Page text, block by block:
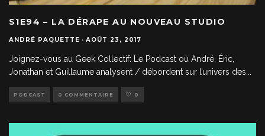
S1E94 – LA DÉRAPE AU NOUVEAU STUDIO
ANDRÉ PAQUETTE · AOÛT 23, 2017
Joignez-vous au Geek Collectif: Le Podcast où André, Éric,
Jonathan et Guillaume analysent / débordent sur l’univers des
PODCAST 0 COMMENTAIRE 0